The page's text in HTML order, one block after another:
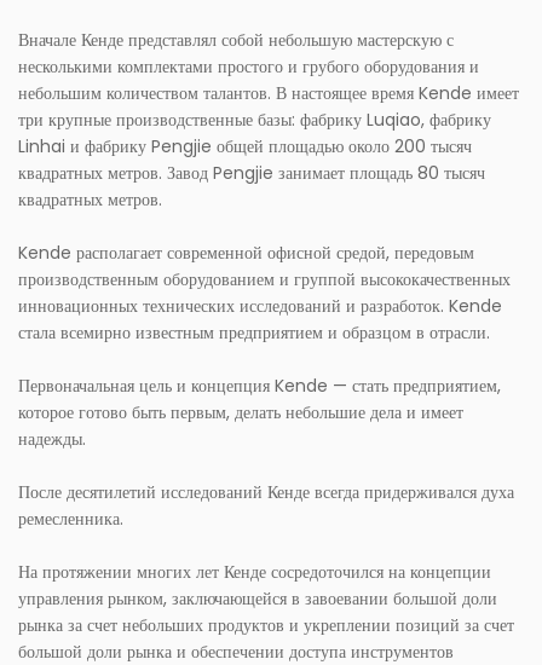
Вначале Кенде представлял собой небольшую мастерскую с
несколькими комплектами простого и грубого оборудования и
небольшим количеством талантов. В настоящее время Kende имеет
три крупные производственные базы: фабрику Luqiao, фабрику
Linhai и фабрику Pengjie общей площадью около 200 тысяч
квадратных метров. Завод Pengjie занимает площадь 80 тысяч
квадратных метров.
Kende располагает современной офисной средой, передовым
производственным оборудованием и группой высококачественных
инновационных технических исследований и разработок. Kende
стала всемирно известным предприятием и образцом в отрасли.
Первоначальная цель и концепция Kende — стать предприятием,
которое готово быть первым, делать небольшие дела и имеет
надежды.
После десятилетий исследований Кенде всегда придерживался духа
ремесленника.
На протяжении многих лет Кенде сосредоточился на концепции
управления рынком, заключающейся в завоевании большой доли
рынка за счет небольших продуктов и укреплении позиций за счет
большой доли рынка и обеспечении доступа инструментов